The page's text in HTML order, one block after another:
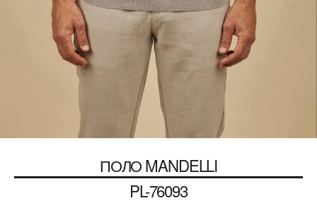
ПОЛО MANDELLI
PL-76093